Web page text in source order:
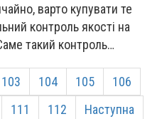
варто купувати те
контроль якості на
такий контроль…
103 104 105
106
111 112
Наступна